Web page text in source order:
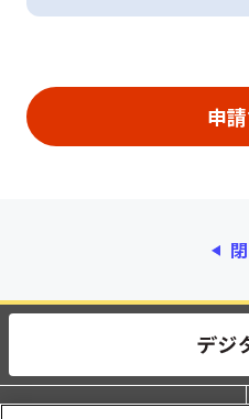
動作環境